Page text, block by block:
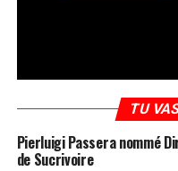
TU
Pierluigi Passera nommé
de Sucrivoire